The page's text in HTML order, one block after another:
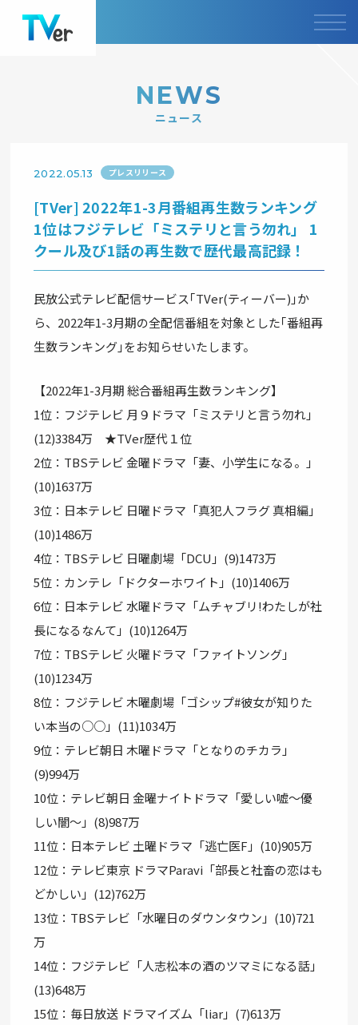
NEWS
ニュース
2022.05.13 プレスリリース
[TVer] 2022年1-3月番組再生数ランキング
1位はフジテレビ「ミステリと言う勿れ」 1
クール及び1話の再生数で歴代最高記録！
民放公式テレビ配信サービス｢TVer(ティーバー)｣か
ら、2022年1-3月期の全配信番組を対象とした｢番組再
⽣数ランキング｣をお知らせいたします。
【2022年1-3月期 総合番組再生数ランキング】
1位：フジテレビ 月９ドラマ「ミステリと言う勿れ」
(12)3384万 ★TVer歴代１位
2位：TBSテレビ 金曜ドラマ「妻、小学生になる。」
(10)1637万
3位：日本テレビ 日曜ドラマ「真犯人フラグ 真相編」
(10)1486万
4位：TBSテレビ 日曜劇場「DCU」(9)1473万
5位：カンテレ「ドクターホワイト」(10)1406万
6位：日本テレビ 水曜ドラマ「ムチャブリ!わたしが社
長になるなんて」(10)1264万
7位：TBSテレビ 火曜ドラマ「ファイトソング」
(10)1234万
8位：フジテレビ 木曜劇場「ゴシップ#彼女が知りた
い本当の○○」(11)1034万
9位：テレビ朝日 木曜ドラマ「となりのチカラ」
(9)994万
10位：テレビ朝日 金曜ナイトドラマ「愛しい嘘～優
しい闇～」(8)987万
11位：日本テレビ 土曜ドラマ「逃亡医F」(10)905万
12位：テレビ東京 ドラマParavi「部長と社畜の恋はも
どかしい」(12)762万
13位：TBSテレビ「水曜日のダウンタウン」(10)721
万
14位：フジテレビ「人志松本の酒のツマミになる話」
(13)648万
15位：毎日放送 ドラマイズム「liar」(7)613万